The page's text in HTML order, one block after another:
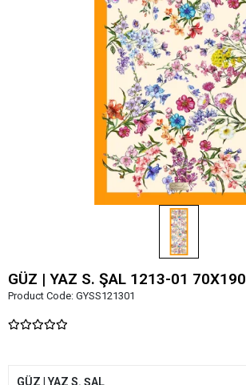
GÜZ | YAZ S. ŞAL 1213-01 70X190
Product Code: GYSS121301
GÜZ | YAZ S. ŞAL